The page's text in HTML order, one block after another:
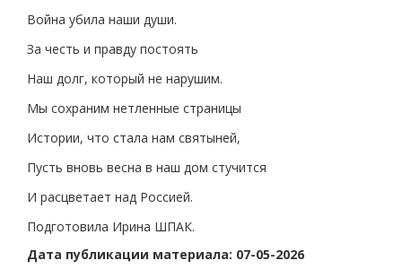
Война убила наши души.
За честь и правду постоять
Наш долг, который не нарушим.
Мы сохраним нетленные страницы
Истории, что стала нам святыней,
Пусть вновь весна в наш дом стучится
И расцветает над Россией.
Подготовила Ирина ШПАК.
Дата публикации материала: 07-05-2026